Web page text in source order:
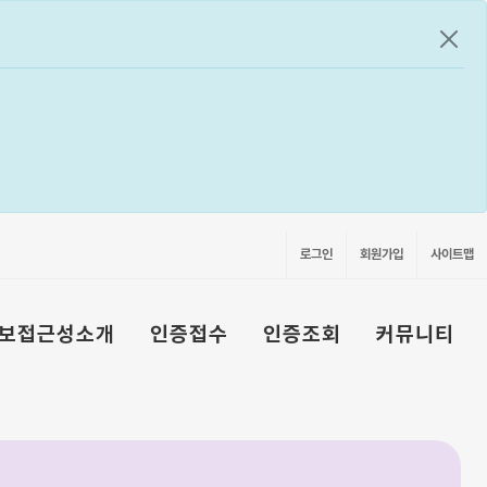
공지
로그인 회원가입 사이트맵
접근성소개 인증접수 인증조회 커뮤니티